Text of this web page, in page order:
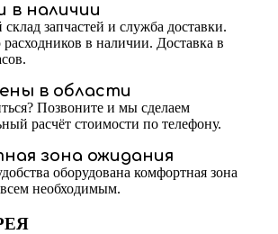
в наличии
запчастей и служба доставки.
в наличии. Доставка в
в области
Позвоните и мы сделаем
расчёт стоимости по телефону.
зона ожидания
оборудована комфортная зона
необходимым.